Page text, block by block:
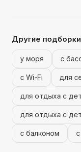
Другие
у моря с
с Wi-Fi для
для отдыха с
для отдыха с
с балконом